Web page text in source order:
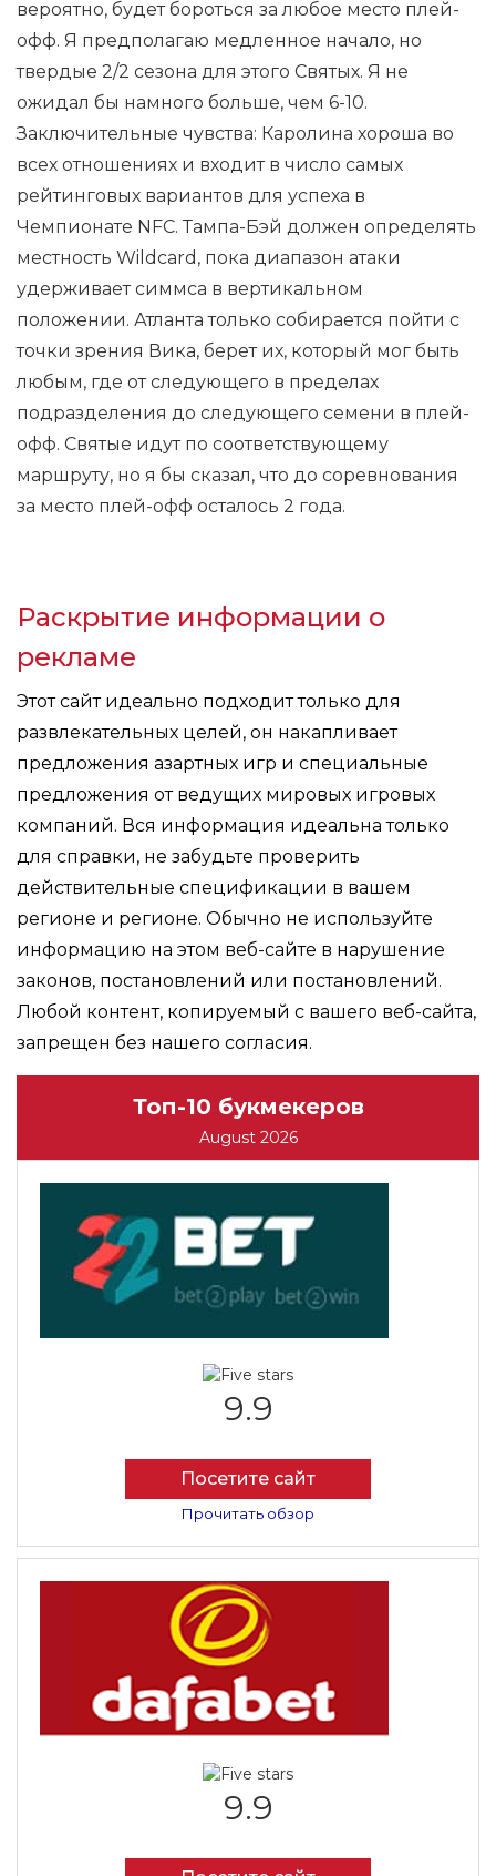
вероятно, будет бороться за любое место плей-
офф. Я предполагаю медленное начало, но
твердые 2/2 сезона для этого Святых. Я не
ожидал бы намного больше, чем 6-10.
Заключительные чувства: Каролина хороша во
всех отношениях и входит в число самых
рейтинговых вариантов для успеха в
Чемпионате NFC. Тампа-Бэй должен определять
местность Wildcard, пока диапазон атаки
удерживает симмса в вертикальном
положении. Атланта только собирается пойти с
точки зрения Вика, берет их, который мог быть
любым, где от следующего в пределах
подразделения до следующего семени в плей-
офф. Святые идут по соответствующему
маршруту, но я бы сказал, что до соревнования
за место плей-офф осталось 2 года.
Раскрытие информации о
рекламе
Этот сайт идеально подходит только для
развлекательных целей, он накапливает
предложения азартных игр и специальные
предложения от ведущих мировых игровых
компаний. Вся информация идеальна только
для справки, не забудьте проверить
действительные спецификации в вашем
регионе и регионе. Обычно не используйте
информацию на этом веб-сайте в нарушение
законов, постановлений или постановлений.
Любой контент, копируемый с вашего веб-сайта,
запрещен без нашего согласия.
Топ-10 букмекеров
August 2026
9.9
Посетите сайт
Прочитать обзор
9.9